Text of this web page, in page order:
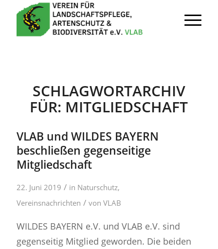
SCHLAGWORTARCHIV
FÜR: MITGLIEDSCHAFT
VLAB und WILDES BAYERN
beschließen gegenseitige
Mitgliedschaft
22. Juni 2019 / in Naturschutz,
Vereinsnachrichten / von VLAB
WILDES BAYERN e.V. und VLAB e.V. sind
gegenseitig Mitglied geworden. Die beiden